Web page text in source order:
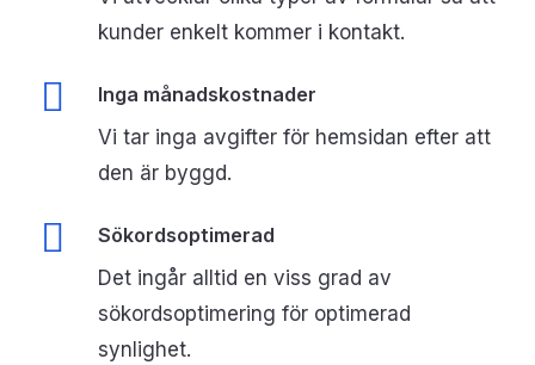
kunder enkelt kommer i kontakt.
Inga månadskostnader
Vi tar inga avgifter för hemsidan efter att
den är byggd.
Sökordsoptimerad
Det ingår alltid en viss grad av
sökordsoptimering för optimerad
synlighet.